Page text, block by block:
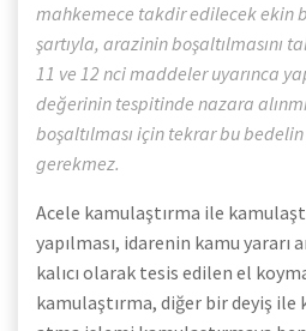
mahkemece takdir edilecek ekin
şartıyla, arazinin boşaltılmasını
11 ve 12 nci maddeler uyarınca
değerinin tespitinde nazara
boşaltılması için tekrar bu
gerekmez.
Acele kamulaştırma ile
yapılması, idarenin kamu yararı
kalıcı olarak tesis edilen el
kamulaştırma, diğer bir deyiş ile